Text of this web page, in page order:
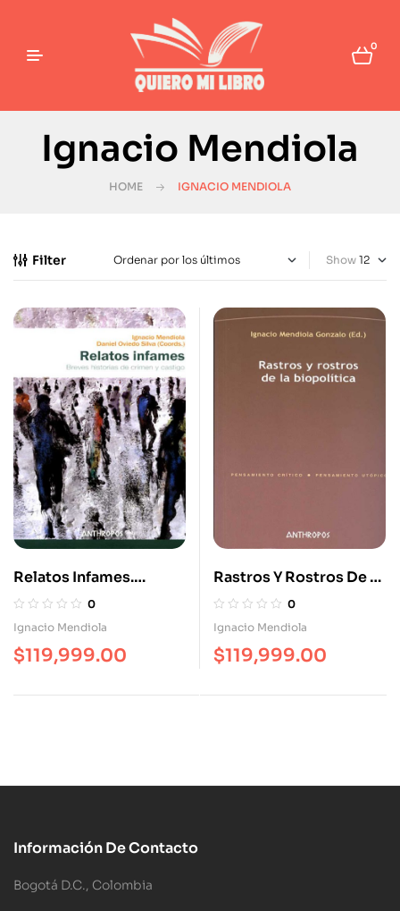
0
Ignacio Mendiola
HOME IGNACIO MENDIOLA
Filter Show
Relatos Infames.
Breves Historias De
Crimen Y Castigo
0
Ignacio Mendiola
$119,999.00
Rastros Y Rostros De La
Biopolítica
0
Ignacio Mendiola
$119,999.00
Información De Contacto
Bogotá D.C., Colombia